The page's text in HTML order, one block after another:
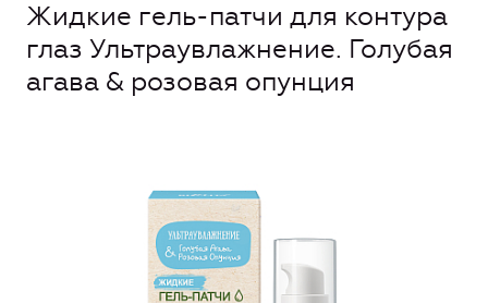
Жидкие гель-патчи для контура
глаз Ультраувлажнение. Голубая
агава & розовая опунция